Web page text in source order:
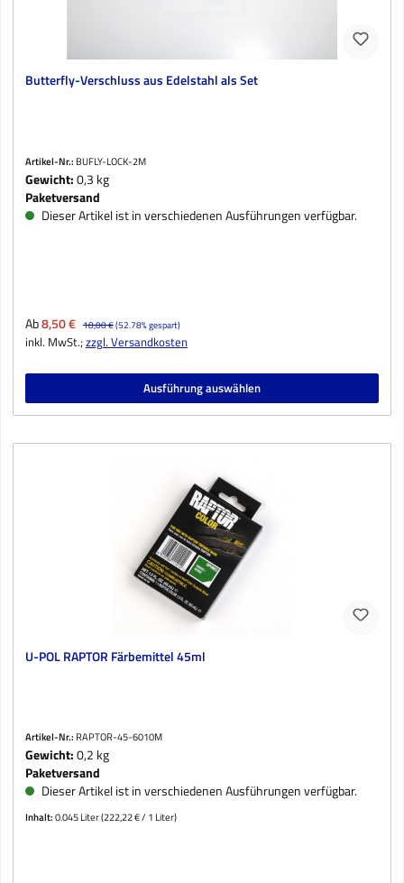
Butterfly-Verschluss aus Edelstahl als Set
Artikel-Nr.: BUFLY-LOCK-2M
Gewicht:0,3 kg
Paketversand
Dieser Artikel ist in verschiedenen Ausführungen verfügbar.
Verkaufspreis:
Ab8,50 € Regulärer Preis:
18,00 €(52.78% gespart)
inkl. MwSt.;zzgl. Versandkosten
Ausführung auswählen
U-POL RAPTOR Färbemittel 45ml
Artikel-Nr.: RAPTOR-45-6010M
Gewicht:0,2 kg
Paketversand
Dieser Artikel ist in verschiedenen Ausführungen verfügbar.
Inhalt:0.045 Liter(222,22 € / 1 Liter)